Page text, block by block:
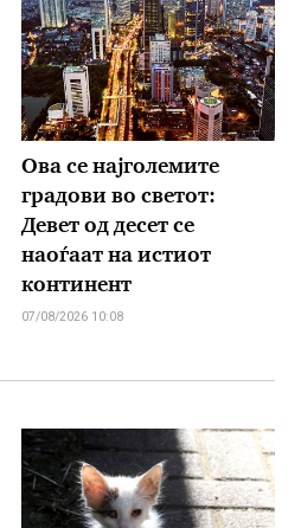
Ова се најголемите
градови во светот:
Девет од десет се
наоѓаат на истиот
континент
07/08/2026 10:08